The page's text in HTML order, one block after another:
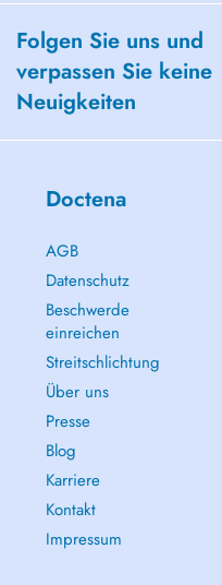
Folgen Sie uns und
verpassen Sie keine
Neuigkeiten
Doctena
AGB
Datenschutz
Beschwerde
einreichen
Streitschlichtung
Über uns
Presse
Blog
Karriere
Kontakt
Impressum